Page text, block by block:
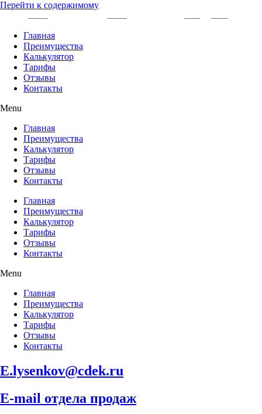
Перейти к содержимому
Главная
Преимущества
Калькулятор
Тарифы
Отзывы
Контакты
Menu
Главная
Преимущества
Калькулятор
Тарифы
Отзывы
Контакты
Главная
Преимущества
Калькулятор
Тарифы
Отзывы
Контакты
Menu
Главная
Преимущества
Калькулятор
Тарифы
Отзывы
Контакты
E.lysenkov@cdek.ru
E-mail отдела продаж